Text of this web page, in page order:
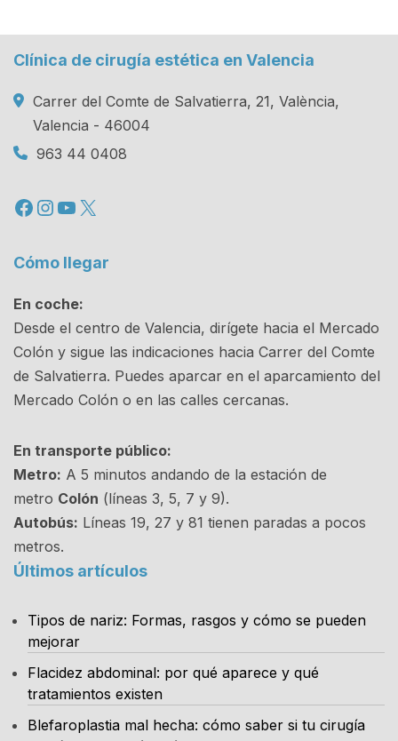
Clínica de cirugía estética en Valencia
Carrer del Comte de Salvatierra, 21, València,
Valencia - 46004
963 44 0408
Facebook
Instagram
YouTube
X
Cómo llegar
En coche:
Desde el centro de Valencia, dirígete hacia el Mercado
Colón y sigue las indicaciones hacia Carrer del Comte
de Salvatierra. Puedes aparcar en el aparcamiento del
Mercado Colón o en las calles cercanas.
En transporte público:
Metro: A 5 minutos andando de la estación de
metro Colón (líneas 3, 5, 7 y 9).
Autobús: Líneas 19, 27 y 81 tienen paradas a pocos
metros.
Últimos artículos
Tipos de nariz: Formas, rasgos y cómo se pueden
mejorar
Flacidez abdominal: por qué aparece y qué
tratamientos existen
Blefaroplastia mal hecha: cómo saber si tu cirugía